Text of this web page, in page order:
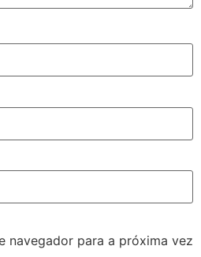
navegador para a próxima vez